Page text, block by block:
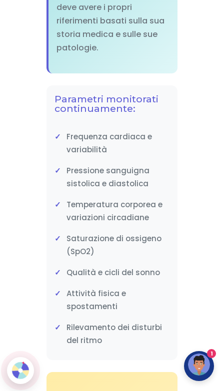
deve avere i propri
riferimenti basati sulla sua
storia medica e sulle sue
patologie.
Parametri monitorati
continuamente:
Frequenza cardiaca e
variabilità
Pressione sanguigna
sistolica e diastolica
Temperatura corporea e
variazioni circadiane
Saturazione di ossigeno
(SpO2)
Qualità e cicli del sonno
Attività fisica e
spostamenti
Rilevamento dei disturbi
del ritmo
1